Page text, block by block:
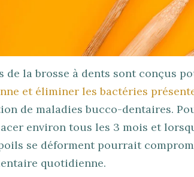
de la brosse à dents sont conçus
et éliminer les bactéries
de maladies bucco-dentaires.
environ tous les 3 mois et
se déforment pourrait
quotidienne.